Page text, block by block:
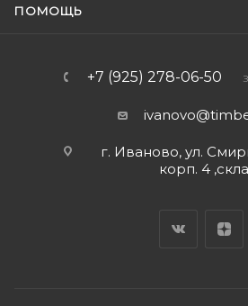
ПОМОЩЬ
+7 (925) 278-06-50
г. Иваново, ул.
корп. 4